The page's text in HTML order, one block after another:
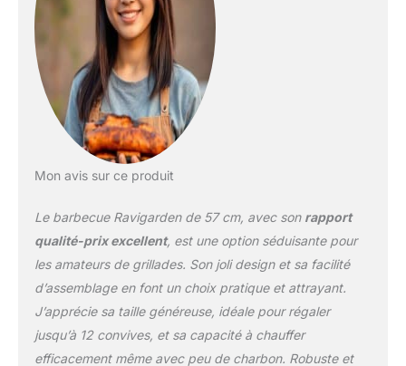
toutes vos grillades.
GRAND FORMAT 57 CM
– BBQ CHARBON
PARFAIT POUR LES
GRANDES TABLÉES |
Avec sa large surface de
pour 8 à 12 personnes
STABILITÉ OPTIMALE &
FACILITÉ DE
DÉPLACEMENT | Conçu
avec 4 pieds robustes et
2 roues intégrées, ce
barbecue à charbon sur
Mon avis sur ce produit
Le barbecue Ravigarden de 57 cm, avec son rapport
qualité-prix excellent, est une option séduisante pour
les amateurs de grillades. Son joli design et sa facilité
d’assemblage en font un choix pratique et attrayant.
J’apprécie sa taille généreuse, idéale pour régaler
jusqu’à 12 convives, et sa capacité à chauffer
efficacement même avec peu de charbon. Robuste et